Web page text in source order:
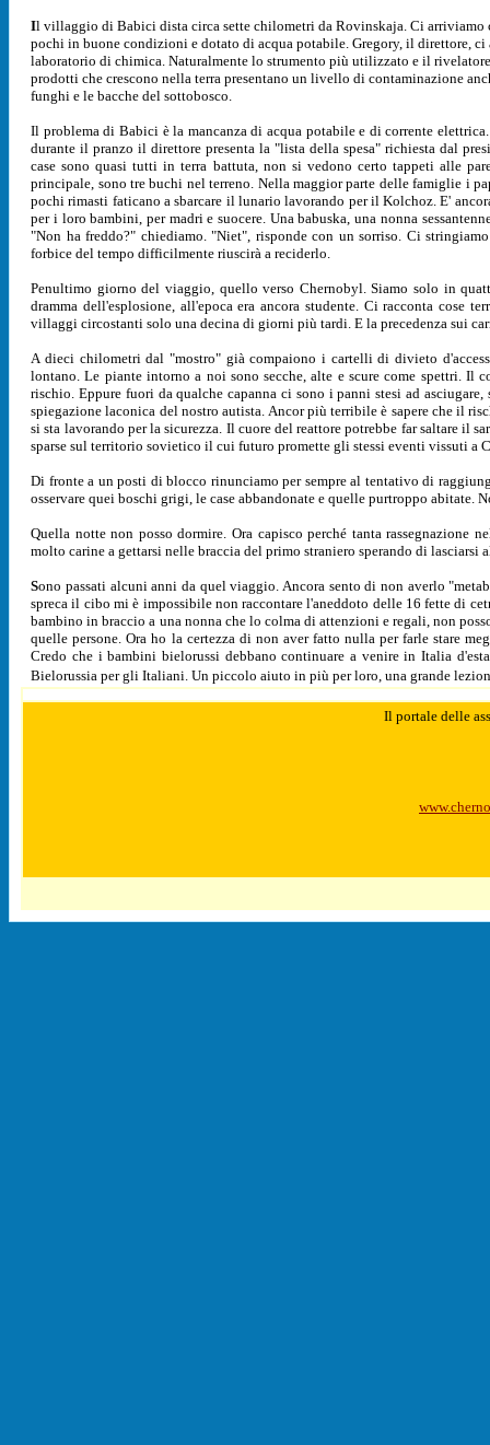
Il villaggio di Babici dista circa sette chilometri da Rovinskaja. Ci arriviamo
pochi in buone condizioni e dotato di acqua potabile. Gregory, il direttore,
laboratorio di chimica. Naturalmente lo strumento più utilizzato e il
prodotti che crescono nella terra presentano un livello di contaminazione
funghi e le bacche del sottobosco.
Il problema di Babici è la mancanza di acqua potabile e di corrente
durante il pranzo il direttore presenta la "lista della spesa" richiesta dal
case sono quasi tutti in terra battuta, non si vedono certo tappeti alle
principale, sono tre buchi nel terreno. Nella maggior parte delle famiglie i
pochi rimasti faticano a sbarcare il lunario lavorando per il Kolchoz. E'
per i loro bambini, per madri e suocere. Una babuska, una nonna
"Non ha freddo?" chiediamo. "Niet", risponde con un sorriso. Ci
forbice del tempo difficilmente riuscirà a reciderlo.
Penultimo giorno del viaggio, quello verso Chernobyl. Siamo solo in
dramma dell'esplosione, all'epoca era ancora studente. Ci racconta
villaggi circostanti solo una decina di giorni più tardi. E la precedenza sui
A dieci chilometri dal "mostro" già compaiono i cartelli di divieto
lontano. Le piante intorno a noi sono secche, alte e scure come spettri.
rischio. Eppure fuori da qualche capanna ci sono i panni stesi ad
spiegazione laconica del nostro autista. Ancor più terribile è sapere che il
si sta lavorando per la sicurezza. Il cuore del reattore potrebbe far saltare il
sparse sul territorio sovietico il cui futuro promette gli stessi eventi vissuti a
Di fronte a un posti di blocco rinunciamo per sempre al tentativo di
osservare quei boschi grigi, le case abbandonate e quelle purtroppo
Quella notte non posso dormire. Ora capisco perché tanta
molto carine a gettarsi nelle braccia del primo straniero sperando di
Sono passati alcuni anni da quel viaggio. Ancora sento di non averlo
spreca il cibo mi è impossibile non raccontare l'aneddoto delle 16 fette di
bambino in braccio a una nonna che lo colma di attenzioni e regali, non
quelle persone. Ora ho la certezza di non aver fatto nulla per farle stare
Credo che i bambini bielorussi debbano continuare a venire in Italia
Bielorussia per gli Italiani. Un piccolo aiuto in più per loro, una grande
Il portale delle